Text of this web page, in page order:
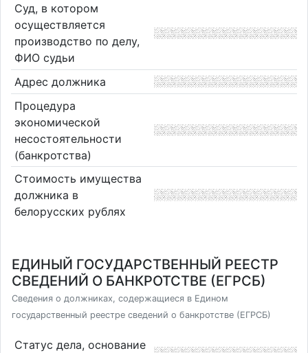
Суд, в котором
осуществляется
производство по делу,
ФИО судьи
Адрес должника
Процедура
экономической
несостоятельности
(банкротства)
Стоимость имущества
должника в
белорусских рублях
ЕДИНЫЙ ГОСУДАРСТВЕННЫЙ РЕЕСТР
СВЕДЕНИЙ О БАНКРОТСТВЕ (ЕГРСБ)
Сведения о должниках, содержащиеся в Едином
государственный реестре сведений о банкротстве (ЕГРСБ)
Статус дела, основание